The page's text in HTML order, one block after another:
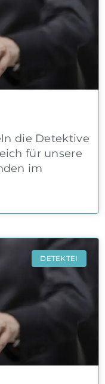
die Detektive
für unsere
im
DETEKTEI